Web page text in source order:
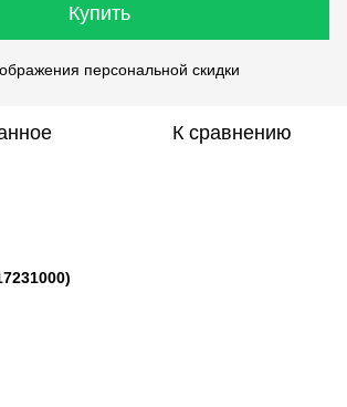
Купить
персональной скидки
К сравнению